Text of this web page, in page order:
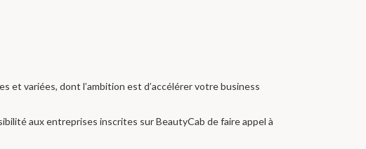
et variées, dont l’ambition est d’accélérer votre business
aux entreprises inscrites sur BeautyCab de faire appel à